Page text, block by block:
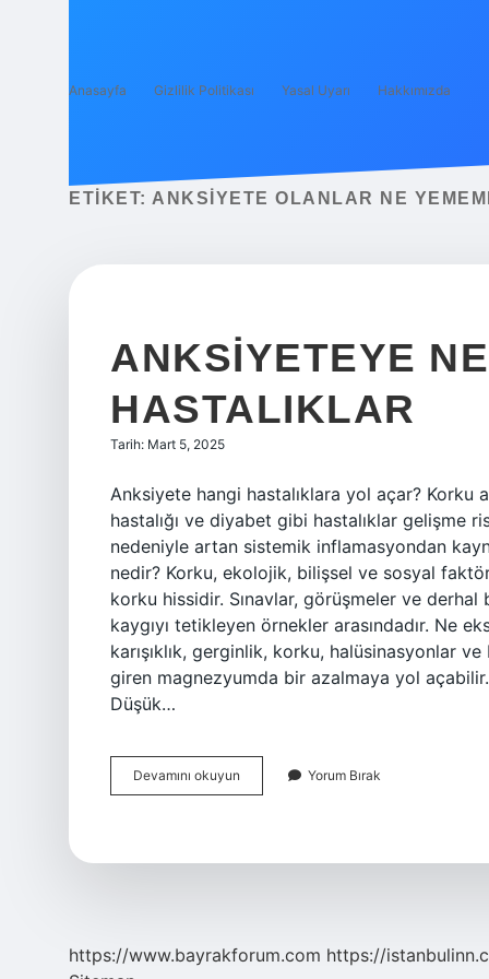
Anasayfa Gizlilik Politikası Yasal Uyarı Hakkımızda
ETIKET: ANKSIYETE OLANLAR NE
ANKSIYETEYE
HASTALIKLAR
Tarih: Mart 5, 2025
Anksiyete hangi hastalıklara yol açar? Korku
hastalığı ve diyabet gibi hastalıklar gelişme
nedeniyle artan sistemik inflamasyondan
nedir? Korku, ekolojik, bilişsel ve sosyal
korku hissidir. Sınavlar, görüşmeler ve
kaygıyı tetikleyen örnekler arasındadır. Ne
karışıklık, gerginlik, korku, halüsinasyonlar
giren magnezyumda bir azalmaya yol
Düşük…
Devamını okuyun Anksiyeteye
Neden
Yorum Bırak
https://www.bayrakforum.com https://